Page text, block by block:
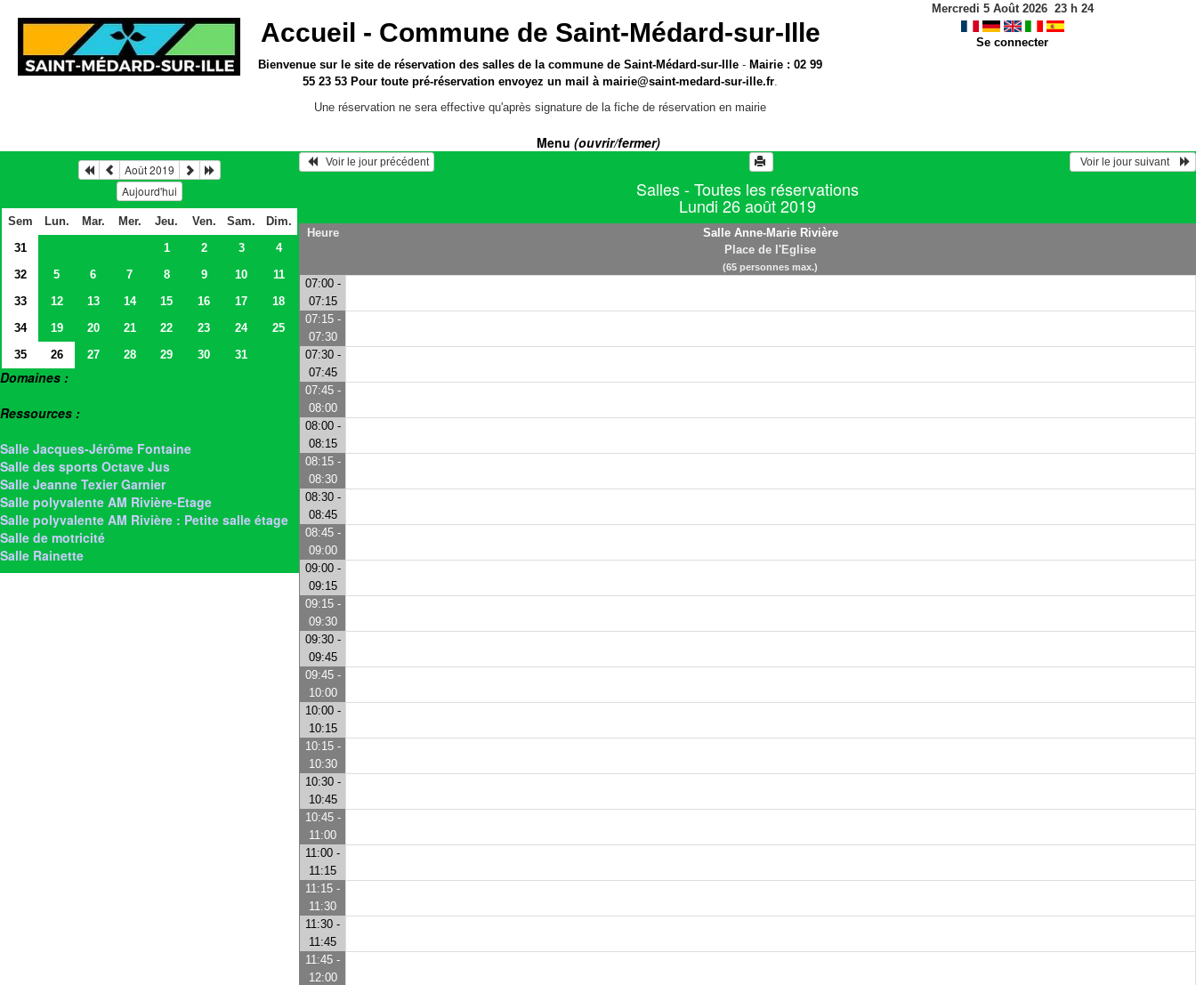
Accueil - Commune de Saint-Médard-sur-Ille
Bienvenue sur le sitede réservation des salles de la commune de Saint-Médard-sur-Ille - Mairie : 02 99
55 23 53 Pour toute pré-réservation envoyez un mail àmairie@saint-medard-sur-ille.fr.
Une réservation ne sera effective qu'après signature de la fiche de réservation en mairie
Mercredi 5 Août 2026 23h 24
Se connecter
Menu (ouvrir/fermer)
Août 2019
Aujourd'hui
Sem Lun. Mar. Mer. Jeu. Ven. Sam.
Dim.
31
1 2 3
4
32
5 6 7 8 9 10
11
33
12 13 14 15 16 17
18
34
19 20 21 22 23 24
25
35
26 27 28 29 30 31
Domaines :
Ressources :
Salle Jacques-Jérôme Fontaine
Salle des sports Octave Jus
Salle Jeanne Texier Garnier
Salle polyvalente AM Rivière-Etage
Salle polyvalente AM Rivière : Petite salle étage
Salle de motricité
Salle Rainette
   Voir le jour précédent
  Voir le jour suivant
Salles - Toutes les réservations
Lundi 26 août 2019
Heure
Salle Anne-Marie Rivière
Place de l'Eglise
(65 personnes max.)
07:00 -
07:15
07:15 -
07:30
07:30 -
07:45
07:45 -
08:00
08:00 -
08:15
08:15 -
08:30
08:30 -
08:45
08:45 -
09:00
09:00 -
09:15
09:15 -
09:30
09:30 -
09:45
09:45 -
10:00
10:00 -
10:15
10:15 -
10:30
10:30 -
10:45
10:45 -
11:00
11:00 -
11:15
11:15 -
11:30
11:30 -
11:45
11:45 -
12:00